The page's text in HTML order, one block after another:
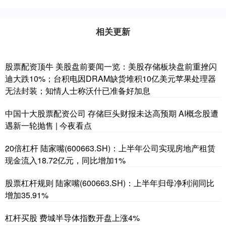
相关更新
股票配资顶牛 美股盘前要闻一览：美股存储板块盘前重挫闪
迪大跌10%；台积电因DRAM缺货堆积10亿美元苹果处理器
无法封装；知情人士称沃什已准备好加息
中国十大股票配资公司 存储巨头财报未达高预期 AI概念股遭
遇新一轮抛售 | 今夜看点
20倍杠杆 陆家嘴(600663.SH)：上半年公司实现房地产租赁
现金流入18.72亿元，同比增加1%
股票杠杆规则 陆家嘴(600663.SH)：上半年归母净利润同比
增加35.91%
杠杆买股 费城半导体指数开盘上涨4%